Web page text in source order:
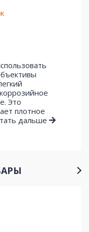
Это
плотное
дальше